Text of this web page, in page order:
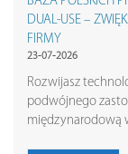
DUAL-USE –
FIRMY
23-07-2026
Rozwijasz
podwójnego
międzynarodową